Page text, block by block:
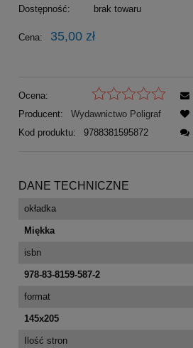
Dostępność: brak towaru
Cena: 35,00 zł
Ocena:
Producent:
Wydawnictwo Poligraf
Kod produktu:
9788381595872
DANE TECHNICZNE
okładka
Miękka
isbn
978-83-8159-587-2
format
145x205
Ilość stron